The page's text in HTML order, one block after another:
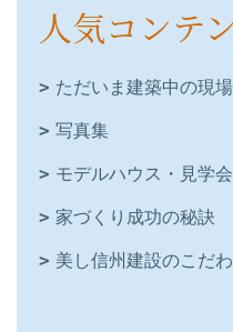
人気コンテ
ただいま建築中の現
写真集
モデルハウス・見学
家づくり成功の秘訣
美し信州建設のこだわ